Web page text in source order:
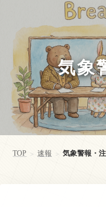
気象
TOP > 速報 > 気象警報・